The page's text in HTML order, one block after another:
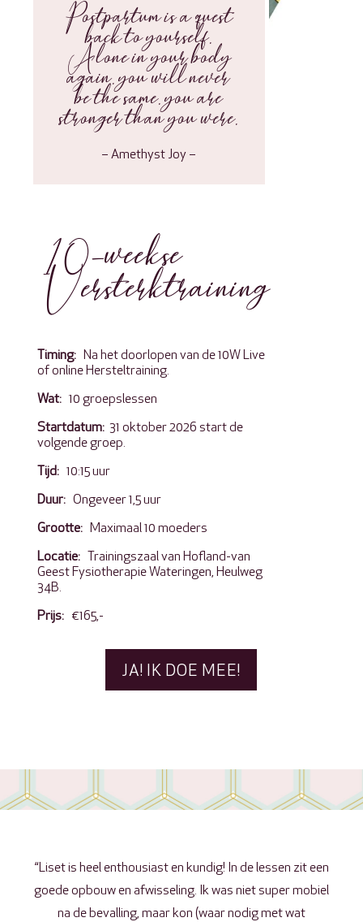
Postpartum is a quest
back to yourself.
Alone in your body
again. you will never
be the same. you are
stronger than you were.
– Amethyst Joy –
10-weekse
Versterktraining
Timing:Na het doorlopen van de 10W Live
of online Hersteltraining.
Wat:10 groepslessen
Startdatum: 31 oktober 2026 start de
volgende groep.
Tijd: 10:15 uur
Duur:Ongeveer 1,5 uur
Grootte:Maximaal 10 moeders
Locatie:
Trainingszaal van Hofland-van
Geest Fysiotherapie Wateringen, Heulweg
34B.
Prijs: €165,-
JA! IK DOE MEE!
“Liset is heel enthousiast en kundig! In de lessen zit een
goede opbouw en afwisseling. Ik was niet super mobiel
na de bevalling, maar kon (waar nodig met wat